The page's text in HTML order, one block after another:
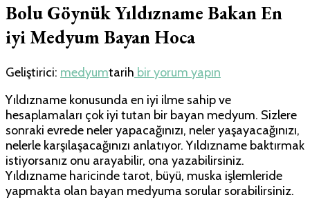
Bolu Göynük Yıldızname Bakan En
iyi Medyum Bayan Hoca
Geliştirici: medyumtarih Bolu
Yıldızname
Bakan
En
iyi
Medyum
Bayan
Hoca
bir yorum yapın
Yıldızname konusunda en iyi ilme sahip ve
hesaplamaları çok iyi tutan bir bayan medyum. Sizlere
sonraki evrede neler yapacağınızı, neler yaşayacağınızı,
nelerle karşılaşacağınızı anlatıyor. Yıldızname baktırmak
istiyorsanız onu arayabilir, ona yazabilirsiniz.
Yıldızname haricinde tarot, büyü, muska işlemleride
yapmakta olan bayan medyuma sorular sorabilirsiniz.